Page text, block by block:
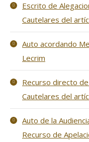
Escrito de
Cautelares del
Auto acordando
Lecrim
Recurso directo
Cautelares del
Auto de la
Recurso de